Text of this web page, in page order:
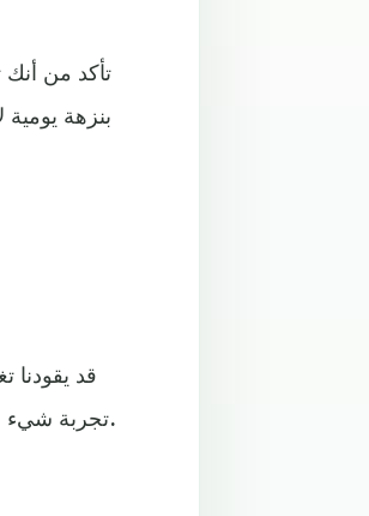
تأكد من
بنزهة
قد يقودنا
تجربة شيء جذاب وروتيني بشكل معتدل. ولا يتطلب الكثير من التركيز، ولا مجهود عقلي كبير.